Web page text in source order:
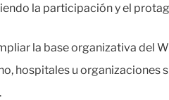
la participación y el
la base organizativa del
hospitales u organizaciones